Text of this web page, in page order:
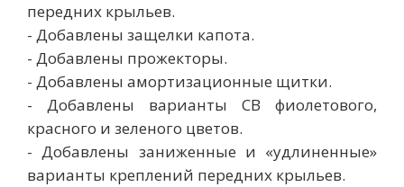
передних крыльев.
- Добавлены защелки капота.
- Добавлены прожекторы.
- Добавлены амортизационные щитки.
- Добавлены варианты CB фиолетового,
красного и зеленого цветов.
- Добавлены заниженные и «удлиненные»
варианты креплений передних крыльев.